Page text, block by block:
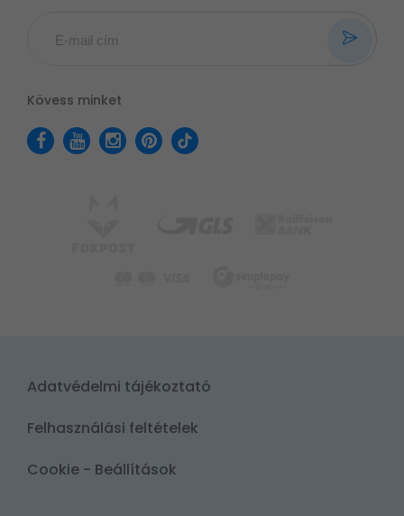
Kövess minket
Adatvédelmi tájékoztató
Felhasználási feltételek
Cookie - Beállítások